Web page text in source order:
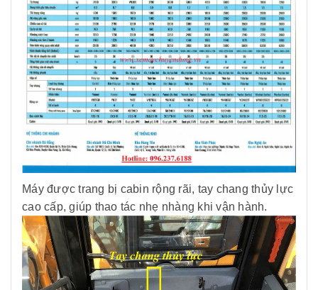
Máy được trang bị cabin rộng rãi, tay chang thủy lực
cao cấp, giúp thao tác nhẹ nhàng khi vận hành.